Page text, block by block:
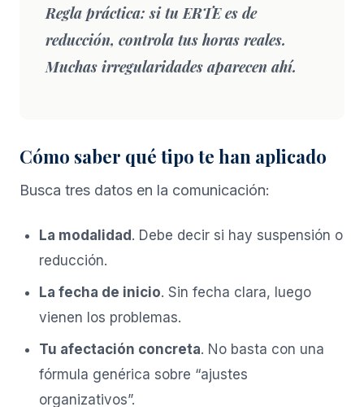
Regla práctica: si tu ERTE es de
reducción, controla tus horas reales.
Muchas irregularidades aparecen ahí.
Cómo saber qué tipo te han aplicado
Busca tres datos en la comunicación:
La modalidad . Debe decir si hay suspensión o
reducción.
La fecha de inicio. Sin fecha clara, luego
vienen los problemas.
Tu afectación concreta. No basta con una
fórmula genérica sobre “ajustes
organizativos”.